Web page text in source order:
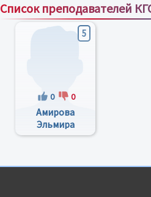
Список преподавателей
5
0 0
Амирова
Эльмира
Фаиловна